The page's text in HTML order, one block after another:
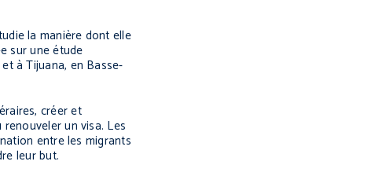
la manière dont elle
sur une étude
à Tijuana, en Basse-
créer et
un visa. Les
entre les migrants
leur but.